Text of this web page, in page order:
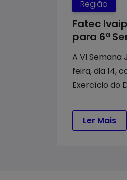
Região
Fatec
para 6ª
A VI
feira, dia 14,
Exercício do
Ler Mais